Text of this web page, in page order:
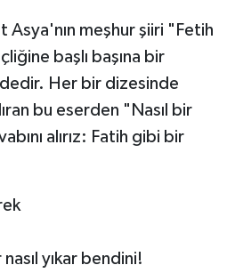
Asya'nın meşhur şiiri "Fetih
başlı başına bir
Her bir dizesinde
bu eserden "Nasıl bir
alırız: Fatih gibi bir
yıkar bendini!